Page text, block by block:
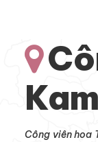
Công viên hoa